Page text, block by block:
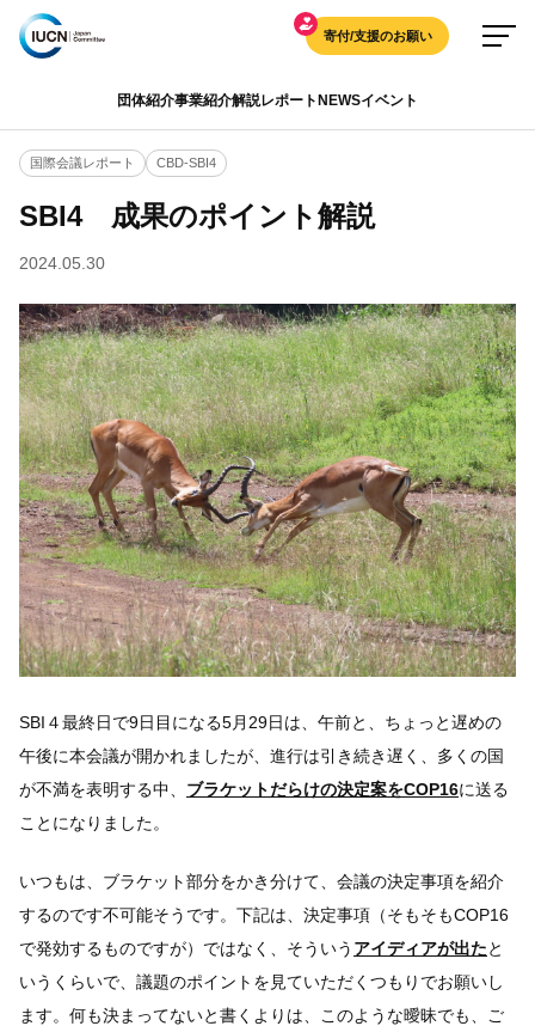
寄付/支援のお願い
団体紹介事業紹介解説レポート NEWSイベント
国際会議レポート CBD-SBI4
SBI4 成果のポイント解説
2024.05.30
SBI４最終日で9日目になる5月29日は、午前と、ちょっと遅めの
午後に本会議が開かれましたが、進行は引き続き遅く、多くの国
が不満を表明する中、 ブラケットだらけの決定案をCOP16に送る
ことになりました。
いつもは、ブラケット部分をかき分けて、会議の決定事項を紹介
するのです不可能そうです。下記は、決定事項（そもそもCOP16
で発効するものですが）ではなく、そういう アイディアが出たと
いうくらいで、議題のポイントを見ていただくつもりでお願いし
ます。何も決まってないと書くよりは、このような曖昧でも、ご